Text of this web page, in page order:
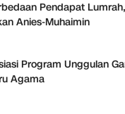
Pendapat
Anies-Muhaimin
Program Unggulan
Agama